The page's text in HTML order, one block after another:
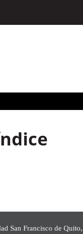
San Francisco de Quito,